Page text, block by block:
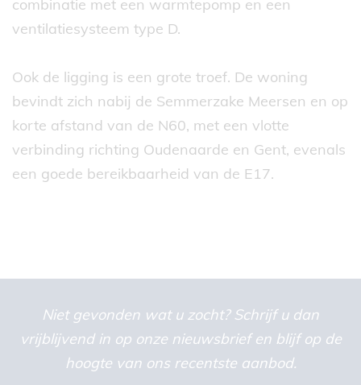
combinatie met een warmtepomp en een
ventilatiesysteem type D.
Ook de ligging is een grote troef. De woning
bevindt zich nabij de Semmerzake Meersen en op
korte afstand van de N60, met een vlotte
verbinding richting Oudenaarde en Gent, evenals
een goede bereikbaarheid van de E17.
Niet gevonden wat u zocht? Schrijf u dan
vrijblijvend in op onze nieuwsbrief en blijf op de
hoogte van ons recentste aanbod.